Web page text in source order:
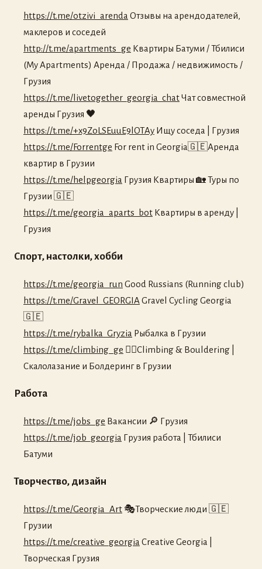
https://t.me/otzivi_arenda Отзывы на арендодателей,
маклеров и соседей
http://t.me/apartments_ge Квартиры Батуми / Тбилиси
(My Apartments) Аренда / Продажа / недвижимость /
Грузия
https://t.me/livetogether_georgia_chatЧат совместной
аренды Грузия 🖤
https://t.me/+x9ZoLSEuuE9lOTAy Ищу соседа | Грузия
https://t.me/Forrentge For rent in Georgia🇬🇪Аренда
квартир в Грузии
https://t.me/helpgeorgia Грузия Квартиры 🏡 Туры по
Грузии 🇬🇪
https://t.me/georgia_aparts_bot Квартиры в аренду |
Грузия
Спорт, настолки, хобби
https://t.me/georgia_run Good Russians (Running club)
https://t.me/Gravel_GEORGIA Gravel Cycling Georgia
🇬🇪
https://t.me/rybalka_Gryzia Рыбалка в Грузии
https://t.me/climbing_ge 🧗‍♂️Climbing & Bouldering |
Скалолазание и Болдеринг в Грузии
Работа
https://t.me/jobs_ge Вакансии 🔎 Грузия
https://t.me/job_georgia Грузия работа | Тбилиси
Батуми
Творчество, дизайн
https://t.me/Georgia_Art 🎭Творческие люди 🇬🇪
Грузии
https://t.me/creative_georgia Creative Georgia |
Творческая Грузия